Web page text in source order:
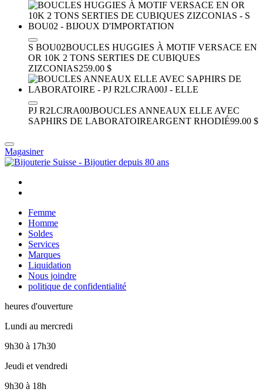
S BOU02BOUCLES HUGGIES À MOTIF VERSACE EN
OR 10K 2 TONS SERTIES DE CUBIQUES
ZIZCONIAS259.00 $
PJ R2LCJRA00JBOUCLES ANNEAUX ELLE AVEC
SAPHIRS DE LABORATOIREARGENT RHODIÉ99.00 $
Magasiner
Femme
Homme
Soldes
Services
Marques
Liquidation
Nous joindre
politique de confidentialité
heures d'ouverture
Lundi au mercredi
9h30 à 17h30
Jeudi et vendredi
9h30 à 18h